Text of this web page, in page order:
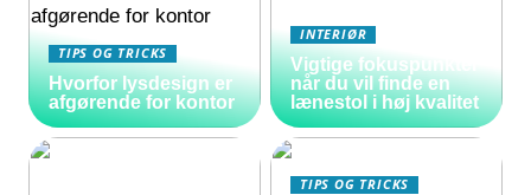
TIPS OG TRICKS
Hvorfor lysdesign er
afgørende for kontor
INTERIØR
Vigtige fokuspunkter
når du vil finde en
lænestol i høj kvalitet
TIPS OG TRICKS